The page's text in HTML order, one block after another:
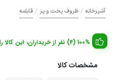
آشپزخانه / ظروف پخت و پز / قابلمه
100% (4) نفر از خریداران، این کالا را پیشنهاد کرده اند
مشخصات کالا